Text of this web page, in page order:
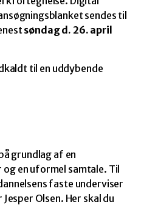
sendes til
søndag d. 26. april
til en uddybende
grundlag af en
en uformel samtale. Til
faste underviser
Olsen. Her skal du